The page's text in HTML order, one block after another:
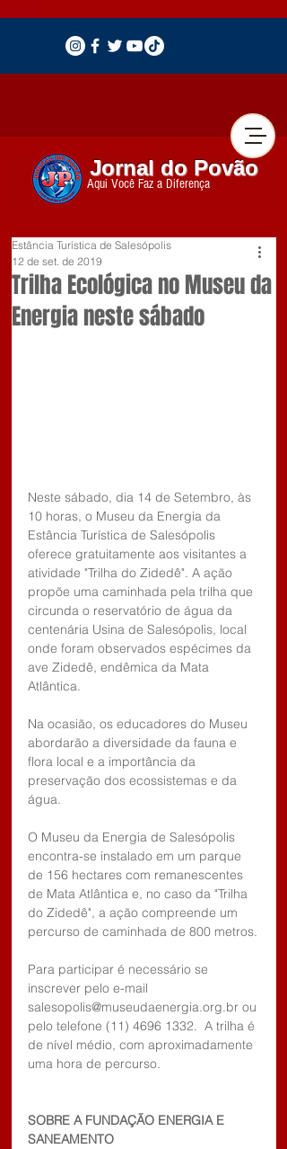
Jornal do Povão
Aqui Você Faz a Diferença
Trilha Ecológica no Museu da
Energia neste sábado
Estância Turística de Salesópolis
12 de set. de 2019
Neste sábado, dia 14 de Setembro, às
10 horas, o Museu da Energia da
Estância Turística de Salesópolis
oferece gratuitamente aos visitantes a
atividade "Trilha do Zidedê". A ação
propõe uma caminhada pela trilha que
circunda o reservatório de água da
centenária Usina de Salesópolis, local
onde foram observados espécimes da
ave Zidedê, endêmica da Mata
Atlântica.
Na ocasião, os educadores do Museu
abordarão a diversidade da fauna e
flora local e a importância da
preservação dos ecossistemas e da
água.
O Museu da Energia de Salesópolis
encontra-se instalado em um parque
de 156 hectares com remanescentes
de Mata Atlântica e, no caso da "Trilha
do Zidedê", a ação compreende um
percurso de caminhada de 800 metros.
Para participar é necessário se
inscrever pelo e-mail
salesopolis@museudaenergia.org.br ou
pelo telefone (11) 4696 1332.  A trilha é
de nível médio, com aproximadamente
uma hora de percurso.
SOBRE A FUNDAÇÃO ENERGIA E
SANEAMENTO